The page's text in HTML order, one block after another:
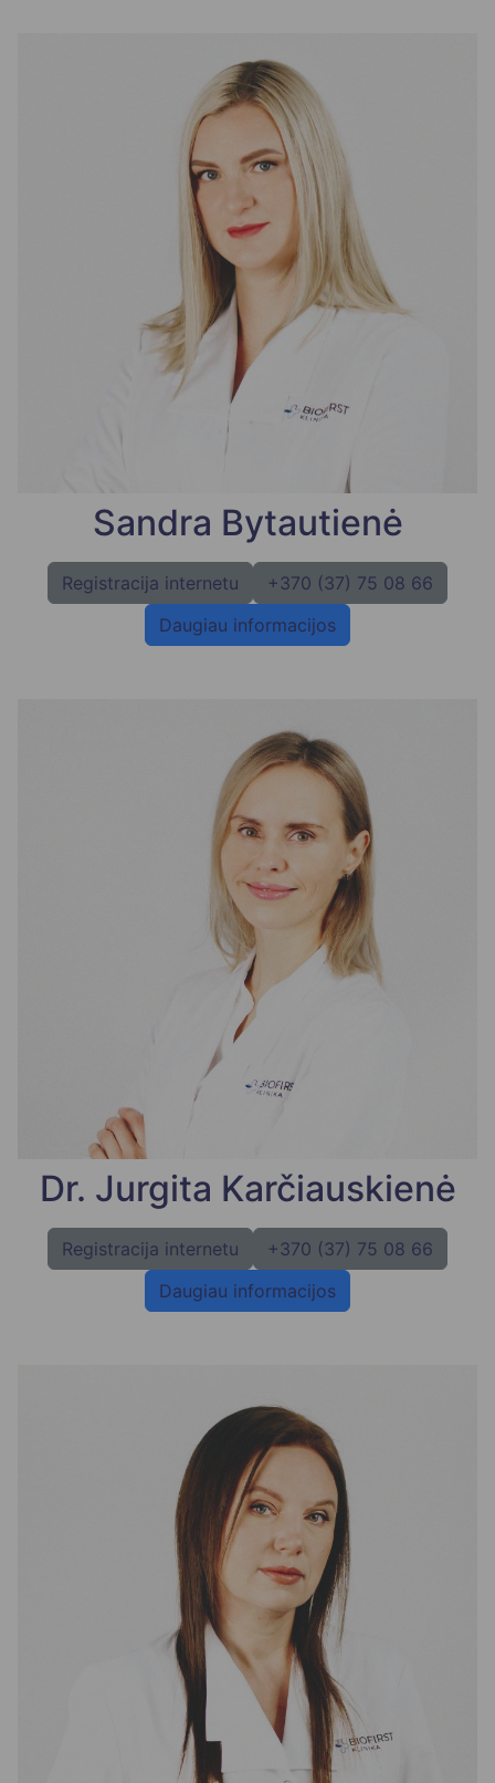
Sandra Bytautienė
Registracija internetu
+370 (37) 75 08 66
Daugiau informacijos
Dr. Jurgita Karčiauskienė
Registracija internetu
+370 (37) 75 08 66
Daugiau informacijos